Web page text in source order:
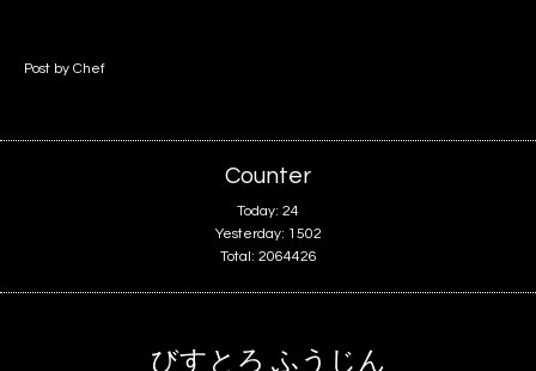
Post by Chef
Counter
Today: 24
Yesterday: 1502
Total: 2064426
びすとろ ふうじん